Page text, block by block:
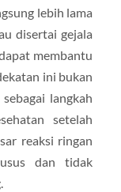
lebih lama
disertai gejala
membantu
ini bukan
langkah
setelah
reaksi ringan
dan tidak